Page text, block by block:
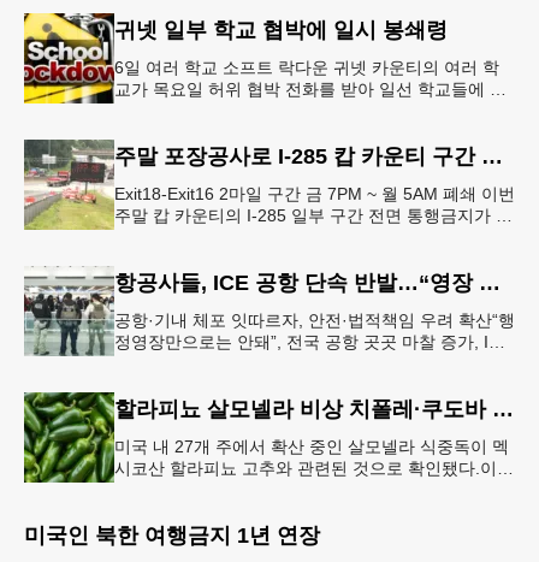
귀넷 일부 학교 협박에 일시 봉쇄령
6일 여러 학교 소프트 락다운 귀넷 카운티의 여러 학
교가 목요일 허위 협박 전화를 받아 일선 학교들에 일
주말 포장공사로 I-285 캅 카운티 구간 통행금지
Exit18-Exit16 2마일 구간 금 7PM ~ 월 5AM 폐쇄 이번
주말 캅 카운티의 I-285 일부 구간 전면 통행금지가 시
항공사들, ICE 공항 단속 반발…“영장 없인 협조 불가”
공항·기내 체포 잇따르자, 안전·법적책임 우려 확산“행
정영장만으로는 안돼”, 전국 공항 곳곳 마찰 증가, ICE
할라피뇨 살모넬라 비상 치폴레·쿠도바 긴급 회수
미국 내 27개 주에서 확산 중인 살모넬라 식중독이 멕
시코산 할라피뇨 고추와 관련된 것으로 확인됐다.이에
미국인 북한 여행금지 1년 연장